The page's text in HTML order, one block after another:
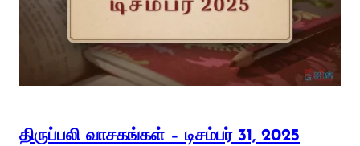
திருப்பலி வாசகங்கள் – டிசம்பர் 31, 2025